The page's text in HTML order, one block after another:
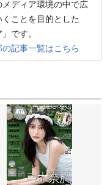
ディア環境の中で広
ことを目的とした
です。
記事一覧はこちら